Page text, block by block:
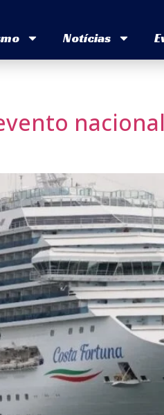
Notícias